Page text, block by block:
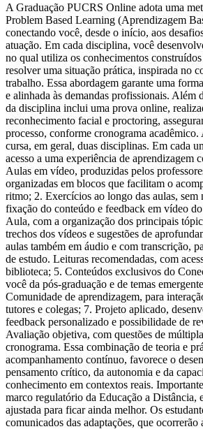
A Graduação PUCRS Online adota uma
Problem Based Learning (Aprendizagem
conectando você, desde o início, aos
atuação. Em cada disciplina, você
no qual utiliza os conhecimentos
resolver uma situação prática, inspirada no
trabalho. Essa abordagem garante uma
e alinhada às demandas profissionais. Além
da disciplina inclui uma prova online,
reconhecimento facial e proctoring,
processo, conforme cronograma acadêmico.
cursa, em geral, duas disciplinas. Em cada
acesso a uma experiência de aprendizagem
Aulas em vídeo, produzidas pelos
organizadas em blocos que facilitam o
ritmo; 2. Exercícios ao longo das aulas, sem
fixação do conteúdo e feedback em vídeo
Aula, com a organização dos principais
trechos dos vídeos e sugestões de
aulas também em áudio e com transcrição,
de estudo. Leituras recomendadas, com
biblioteca; 5. Conteúdos exclusivos do
você da pós-graduação e de temas
Comunidade de aprendizagem, para
tutores e colegas; 7. Projeto aplicado,
feedback personalizado e possibilidade de
Avaliação objetiva, com questões de
cronograma. Essa combinação de teoria e
acompanhamento contínuo, favorece o
pensamento crítico, da autonomia e da
conhecimento em contextos reais.
marco regulatório da Educação a Distância,
ajustada para ficar ainda melhor. Os
comunicados das adaptações, que ocorrerão